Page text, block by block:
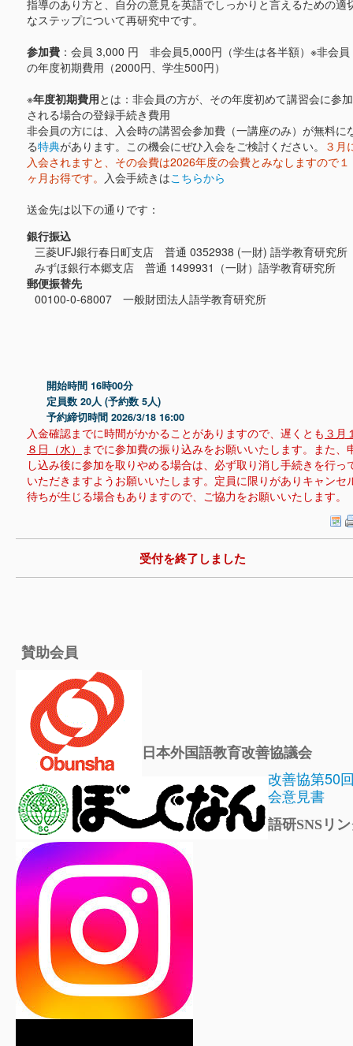
指導のあり方と、自分の意見を英語でしっかりと言えるための適
なステップについて再研究中です。
参加費 ：会員 3,000 円 非会員5,000円（学生は各半額）※非会員
の年度初期費用（2000円、学生500円）
※年度初期費用とは：非会員の方が、その年度初めて講習会に参加
される場合の登録手続き費用
非会員の方には、入会時の講習会参加費（一講座のみ）が無料に
る特典があります。この機会にぜひ入会をご検討ください。 ３月
入会されますと、その会費は2026年度の会費とみなしますので１
ヶ月お得です。 入会手続きはこちらから
送金先は以下の通りです：
銀行振込
三菱UFJ銀行春日町支店 普通 0352938 (一財) 語学教育研究所
みずほ銀行本郷支店 普通 1499931（一財）語学教育研究所
郵便振替先
00100-0-68007 一般財団法人語学教育研究所
開始時間 16時00分
定員数 20人 (予約数 5人)
予約締切時間 2026/3/18 16:00
入金確認までに時間がかかることがありますので、遅くとも ３月
８日（水） までに参加費の振り込みをお願いいたします。また、
し込み後に参加を取りやめる場合は、必ず取り消し手続きを行っ
いただきますようお願いいたします。定員に限りがありキャンセ
待ちが生じる場合もありますので、ご協力をお願いいたします。
受付を終了しました
賛助会員
日本外国語教育改善協議会
改善協第50
会意見書
語研SNSリ